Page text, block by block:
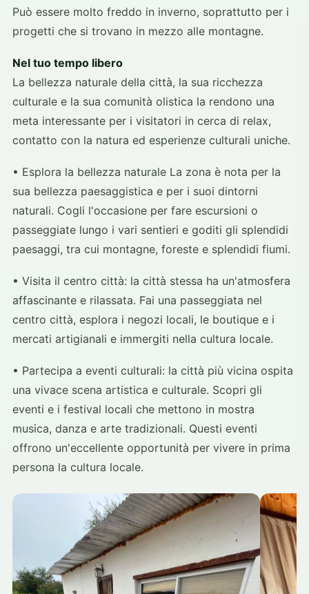
Può essere molto freddo in inverno, soprattutto per i
progetti che si trovano in mezzo alle montagne.
Nel tuo tempo libero
La bellezza naturale della città, la sua ricchezza
culturale e la sua comunità olistica la rendono una
meta interessante per i visitatori in cerca di relax,
contatto con la natura ed esperienze culturali uniche.
• Esplora la bellezza naturale La zona è nota per la
sua bellezza paesaggistica e per i suoi dintorni
naturali. Cogli l'occasione per fare escursioni o
passeggiate lungo i vari sentieri e goditi gli splendidi
paesaggi, tra cui montagne, foreste e splendidi fiumi.
• Visita il centro città: la città stessa ha un'atmosfera
affascinante e rilassata. Fai una passeggiata nel
centro città, esplora i negozi locali, le boutique e i
mercati artigianali e immergiti nella cultura locale.
• Partecipa a eventi culturali: la città più vicina ospita
una vivace scena artistica e culturale. Scopri gli
eventi e i festival locali che mettono in mostra
musica, danza e arte tradizionali. Questi eventi
offrono un'eccellente opportunità per vivere in prima
persona la cultura locale.